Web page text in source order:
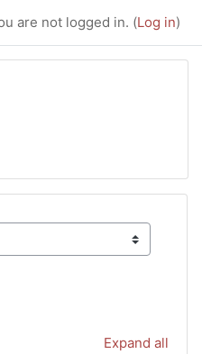
are not logged in. (Log in)
Expand all